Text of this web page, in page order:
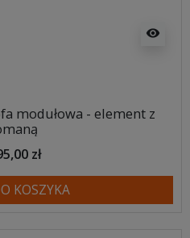
visibility
modułowa - element z
zł
KOSZYKA